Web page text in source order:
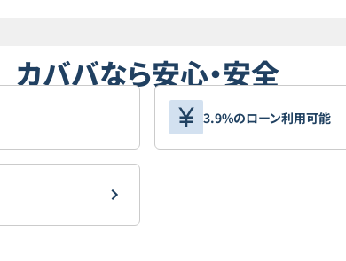
カババなら安心・安全
3.9%のローン利用可能